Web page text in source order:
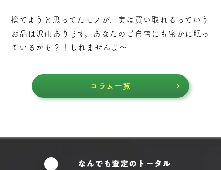
捨てようと思ってたモノが、実は買い取れるっていう
お品は沢山あります。あなたのご自宅にも密かに眠っ
ているかも？！しれませんよ～
コラム一覧